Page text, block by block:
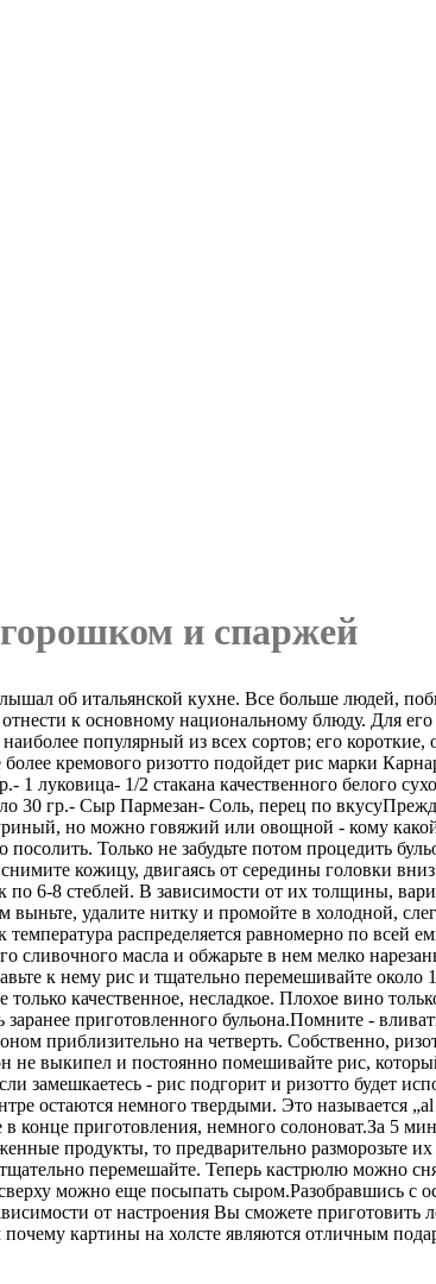
и спаржей
об итальянской кухне. Все больше людей,
к основному национальному блюду. Для
популярный из всех сортов; его
кремового ризотто подойдет рис марки
1 луковица- 1/2 стакана качественного белого
30 гр.- Сыр Пармезан- Соль, перец по
но можно говяжий или овощной - кому
Только не забудьте потом процедить
кожицу, двигаясь от середины головки
6-8 стеблей. В зависимости от их толщины,
выньте, удалите нитку и промойте в холодной,
распределяется равномерно по всей
сливочного масла и обжарьте в нем мелко
к нему рис и тщательно перемешивайте
качественное, несладкое. Плохое вино
заранее приготовленного бульона.Помните -
приблизительно на четверть. Собственно,
не выкипел и постоянно помешивайте рис,
замешкаетесь - рис подгорит и ризотто будет
остаются немного твердыми. Это называется „al
приготовления, немного солоноват.За 5
продукты, то предварительно разморозьте
перемешайте. Теперь кастрюлю можно
можно еще посыпать сыром.Разобравшись с
от настроения Вы сможете приготовить
почему картины на холсте являются отличным